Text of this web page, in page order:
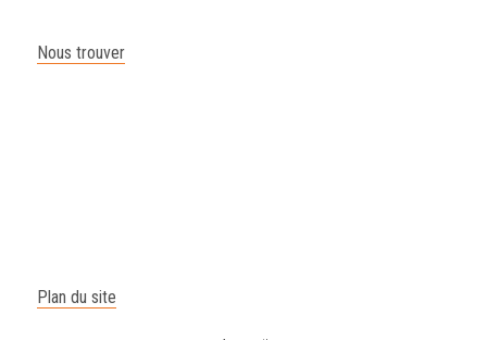
Nous trouver
Plan du site